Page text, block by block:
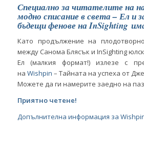
Специално за читателите на
модно списание в света – Ел и
бъдещи фенове на InSighting
Като продължение на
между Санома Блясък и InSighting
Ел (малкия формат!) излезе с
на Wishpin – Тайната на успеха от
Можете да ги намерите заедно на
Приятно четене!
Допълнителна информация за